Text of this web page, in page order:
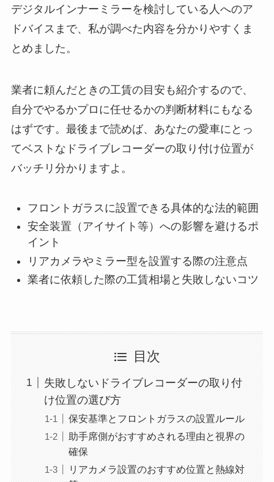
デジタルインナーミラーを検討している人へのア
ドバイスまで、私が調べた内容を分かりやすくま
とめました。
業者に頼んだときの工賃の目安も紹介するので、
自分でやるかプロに任せるかの判断材料にもなる
はずです。最後まで読めば、あなたの愛車にとっ
てベストなドライブレコーダーの取り付け位置が
バッチリ分かりますよ。
フロントガラスに設置できる具体的な法的範囲
安全装置（アイサイト等）への影響を避けるポ
イント
リアカメラやミラー型を設置する際の注意点
業者に依頼した際の工賃相場と失敗しないコツ
目次
失敗しないドライブレコーダーの取り付
け位置の選び方
保安基準とフロントガラスの設置ルール
助手席側がおすすめされる理由と視界の
確保
リアカメラ設置のおすすめ位置と熱線対